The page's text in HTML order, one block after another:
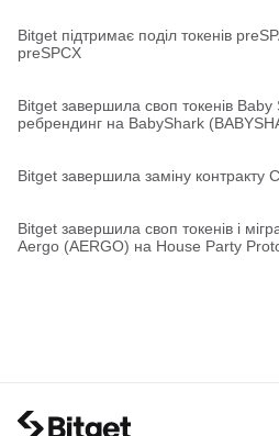
Bitget підтримає поділ токенів
preSPCX
Bitget завершила своп токенів
ребрендинг на BabyShark
Bitget завершила заміну контракту
Bitget завершила своп токенів і
Aergo (AERGO) на House Party